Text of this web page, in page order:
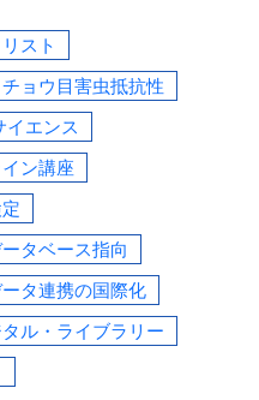
スト
チョウ目害虫抵抗性
イエンス
ン講座
タベース指向
ータ連携の国際化
ル・ライブラリー